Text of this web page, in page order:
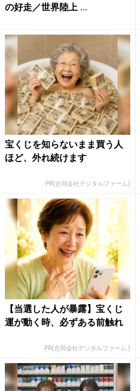
の好走／世界陸上 ...
宝くじを知らないまま買う人
ほど、外れ続けます
PR(合同会社デジタルファーム)
【当選した人が暴露】宝くじ
運が動く時、必ずある前触れ
PR(合同会社デジタルファーム )